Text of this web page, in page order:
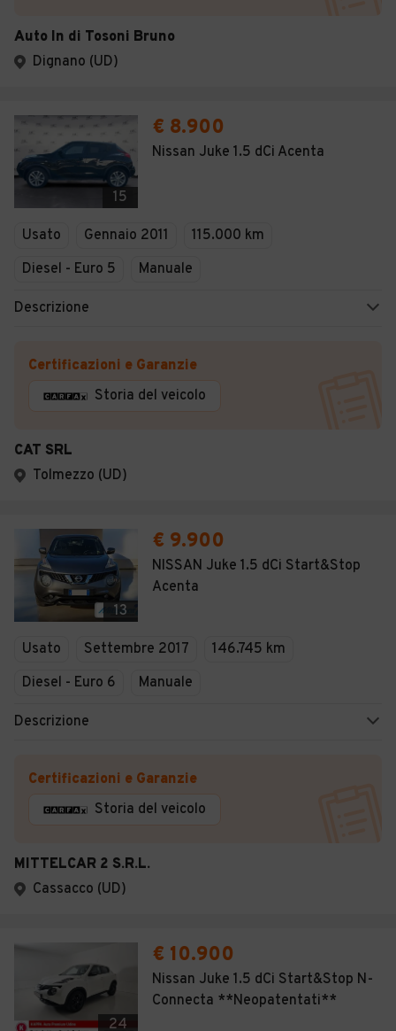
Auto In di Tosoni Bruno
Dignano (UD)
15
€ 8.900
Nissan Juke 1.5 dCi Acenta
Usato Gennaio 2011
115.000 km
Diesel - Euro 5
Manuale
Descrizione
Certificazioni e Garanzie
Storia del veicolo
CAT SRL
Tolmezzo (UD)
13
€ 9.900
NISSAN Juke 1.5 dCi Start&Stop
Acenta
Usato Settembre 2017
146.745 km
Diesel - Euro 6
Manuale
Descrizione
Certificazioni e Garanzie
Storia del veicolo
MITTELCAR 2 S.R.L.
Cassacco (UD)
24
€ 10.900
Nissan Juke 1.5 dCi Start&Stop N-
Connecta **Neopatentati**